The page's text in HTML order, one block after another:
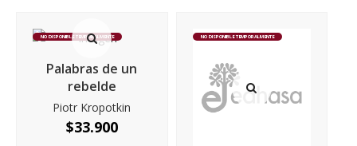
NO DISPONIBLE TEMPORALMENTE
Palabras de un
rebelde
Piotr Kropotkin
$33.900
NO DISPONIBLE TEMPORALMENTE